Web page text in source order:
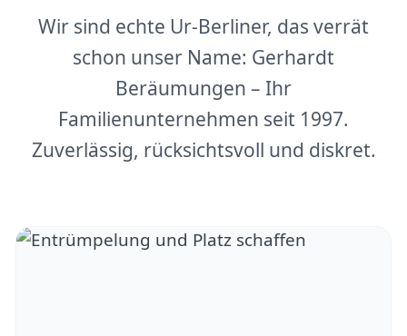
Wir sind echte Ur-Berliner, das verrät
schon unser Name: Gerhardt
Beräumungen – Ihr
Familienunternehmen seit 1997.
Zuverlässig, rücksichtsvoll und diskret.